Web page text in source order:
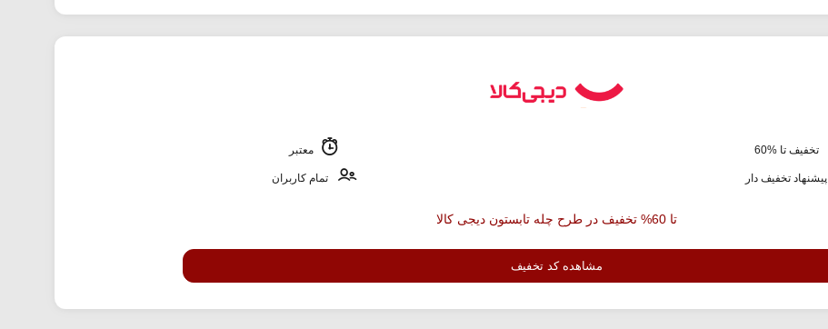
تخفیف تا %60 معتبر
پیشنهاد تخفیف دار تمام کاربران
تا 60% تخفیف در طرح چله تابستون دیجی کالا
مشاهده کد تخفیف